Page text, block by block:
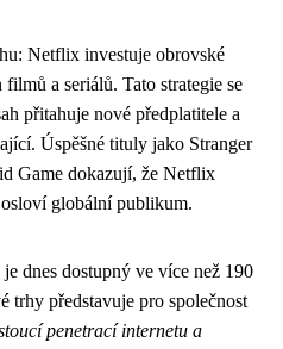
Netflix investuje obrovské
a seriálů. Tato strategie se
přitahuje nové předplatitele a
Úspěšné tituly jako Stranger
Game dokazují, že Netflix
globální publikum.
dnes dostupný ve více než 190
trhy představuje pro společnost
penetrací internetu a